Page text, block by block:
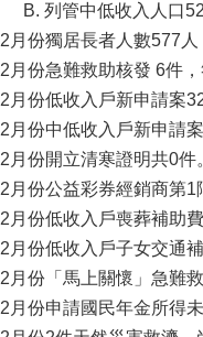
列管中低收入人口
2月份獨居長者人數577人
2月份急難救助核發 6件
2月份低收入戶新申請案
2月份中低收入戶新申請
2月份開立清寒證明共0件
2月份公益彩券經銷商第1
2月份低收入戶喪葬補助
2月份低收入戶子女交通
2月份「馬上關懷」急難
2月份申請國民年金所得